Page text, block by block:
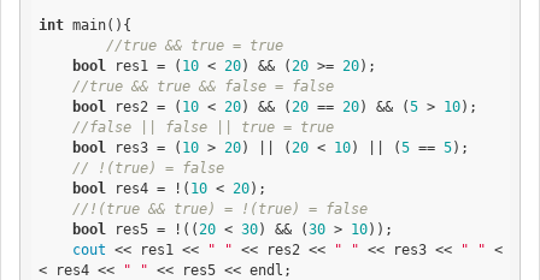
int main(){
//true && true = true
bool
res1 = ( 10 < 20) && ( 20 >= 20);
//true && true && false = false
bool
res2 = ( 10 < 20) && ( 20 == 20) && (5 > 10);
//false || false || true = true
bool
res3 = ( 10 > 20) || ( 20 < 10) || (5 == 5);
// !(true) = false
bool
res4 = !( 10 < 20);
//!(true && true) = !(true) = false
bool
res5 = !(( 20 < 30) && (30 > 10));
cout << res1 << " " << res2 << " " << res3 << " " <
< res4 <<
" " << res5 << endl;